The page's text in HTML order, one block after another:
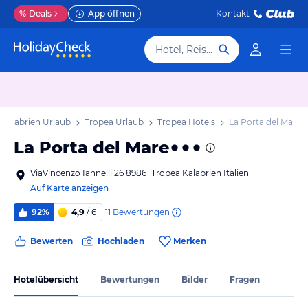
% Deals App öffnen Kontakt
Hotel, Reiseziel
Kalabrien Urlaub Tropea Urlaub Tropea Hotels La Porta del Mare
La Porta del Mare
ViaVincenzo Iannelli 26 89861 Tropea Kalabrien Italien
Auf Karte anzeigen
92% 4,9 / 6 11 Bewertungen
Bewerten Hochladen Merken
Hotelübersicht Bewertungen Bilder Fragen